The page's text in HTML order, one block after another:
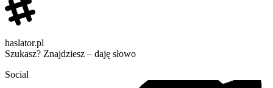
haslator.pl
Szukasz? Znajdziesz – daję słowo
Social